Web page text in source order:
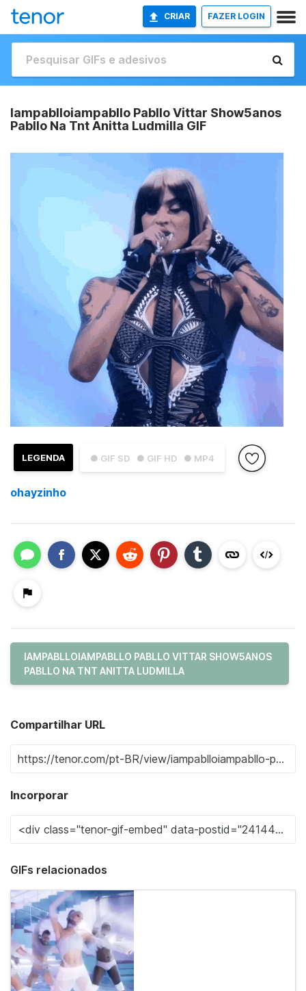
CRIAR FAZER LOGIN
Iampablloiampabllo Pabllo Vittar Show5anos
Pabllo Na Tnt Anitta Ludmilla GIF
● GIF SD ● GIF HD ● MP4
LEGENDA
ohayzinho
IAMPABLLOIAMPABLLO PABLLO VITTAR SHOW5ANOS
PABLLO NA TNT ANITTA LUDMILLA
Compartilhar URL
Incorporar
GIFs relacionados